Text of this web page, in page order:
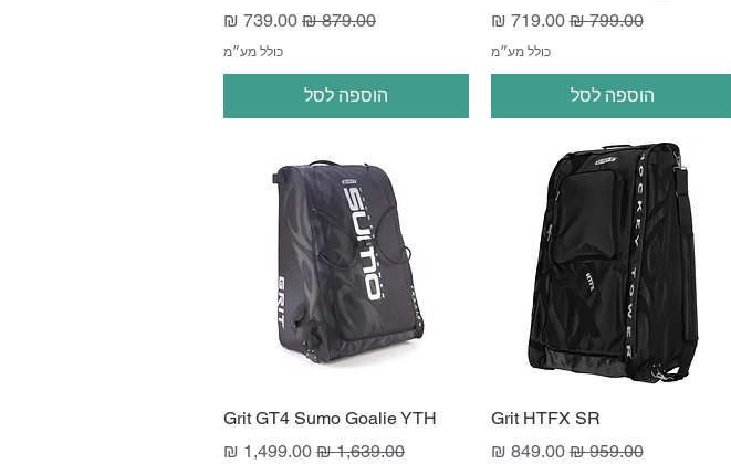
מחיר רגיל‏799.00 ‏₪ מחיר מבצע‏719.00 ‏₪
כולל מע״מ
הוספה לסל
מחיר רגיל מחיר מבצע
כולל מע״מ
הוספה לסל
Grit HTFX SR
מחיר רגיל‏959.00 ‏₪ מחיר מבצע‏849.00 ‏₪
Grit GT4 Sumo Goalie YTH
מחיר רגיל
מחיר מבצע